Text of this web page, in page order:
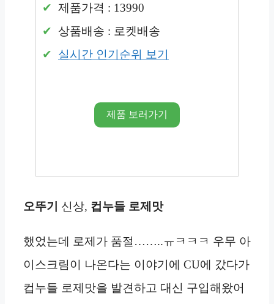
제품가격 : 13990
상품배송 : 로켓배송
실시간 인기순위 보기
제품 보러가기
오뚜기 신상, 컵누들 로제맛
했었는데 로제가 품절……..ㅠㅋㅋㅋ 우무 아
이스크림이 나온다는 이야기에 CU에 갔다가
컵누들 로제맛을 발견하고 대신 구입해왔어